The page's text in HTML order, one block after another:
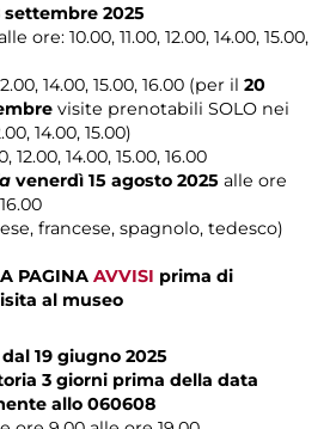
settembre 2025
ore: 10.00, 11.00, 12.00, 14.00, 15.00,
14.00, 15.00, 16.00 (per il 20
visite prenotabili SOLO nei
14.00, 15.00)
12.00, 14.00, 15.00, 16.00
venerdì 15 agosto 2025 alle ore
francese, spagnolo, tedesco)
PAGINA AVVISI prima di
al museo
19 giugno 2025
3 giorni prima della data
allo 060608